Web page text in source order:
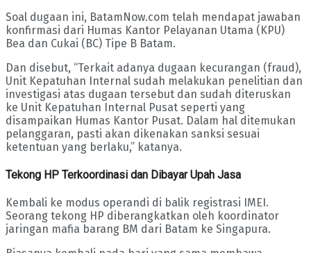
Soal dugaan ini, BatamNow.com telah mendapat jawaban
konfirmasi dari Humas Kantor Pelayanan Utama (KPU)
Bea dan Cukai (BC) Tipe B Batam.
Dan disebut, “Terkait adanya dugaan kecurangan (fraud),
Unit Kepatuhan Internal sudah melakukan penelitian dan
investigasi atas dugaan tersebut dan sudah diteruskan
ke Unit Kepatuhan Internal Pusat seperti yang
disampaikan Humas Kantor Pusat. Dalam hal ditemukan
pelanggaran, pasti akan dikenakan sanksi sesuai
ketentuan yang berlaku,” katanya.
Tekong HP Terkoordinasi dan Dibayar Upah Jasa
Kembali ke modus operandi di balik registrasi IMEI.
Seorang tekong HP diberangkatkan oleh koordinator
jaringan mafia barang BM dari Batam ke Singapura.